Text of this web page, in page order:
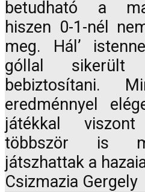
betudható a
hiszen 0-1-nél
meg. Hál’
góllal sikerült
bebiztosítani.
eredménnyel
játékkal
többször is
játszhattak a
Csizmazia Gergely